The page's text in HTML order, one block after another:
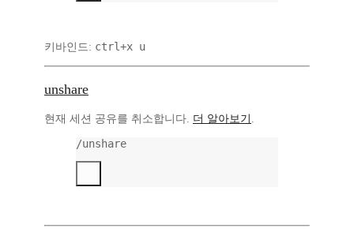
키바인드: ctrl+x u
unshare
현재 세션 공유를 취소합니다. 더 알아보기 .
/unshare